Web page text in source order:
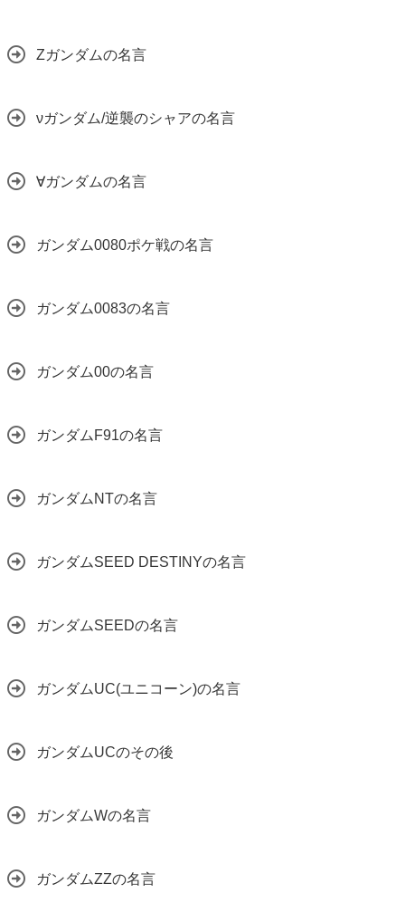
Zガンダムの名言
νガンダム/逆襲のシャアの名言
∀ガンダムの名言
ガンダム0080ポケ戦の名言
ガンダム0083の名言
ガンダム00の名言
ガンダムF91の名言
ガンダムNTの名言
ガンダムSEED DESTINYの名言
ガンダムSEEDの名言
ガンダムUC(ユニコーン)の名言
ガンダムUCのその後
ガンダムWの名言
ガンダムZZの名言